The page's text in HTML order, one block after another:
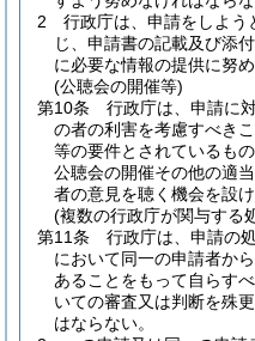
2
行政庁は、申請をしよ
じ、申請書の記載及び添
に必要な情報の提供に努
(公聴会の開催等)
第10条
行政庁は、申請に
の者の利害を考慮すべき
等の要件とされているも
公聴会の開催その他の適
者の意見を聴く機会を設
(複数の行政庁が関与する
第11条
行政庁は、申請の
において同一の申請者か
あることをもって自らす
いての審査又は判断を殊
はならない。